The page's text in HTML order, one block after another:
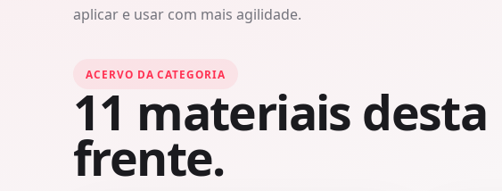
aplicar e usar com mais agilidade.
ACERVO DA CATEGORIA
11 materiais desta
frente.